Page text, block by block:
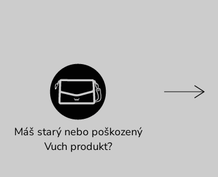
Máš starý nebo poškozený
Vuch produkt?